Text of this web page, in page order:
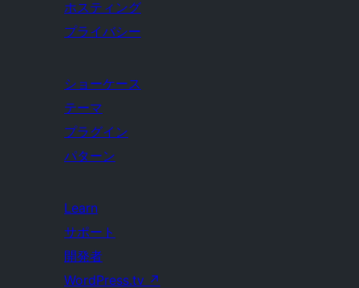
ホスティング
プライバシー
ショーケース
テーマ
プラグイン
パターン
Learn
サポート
開発者
WordPress.tv ↗